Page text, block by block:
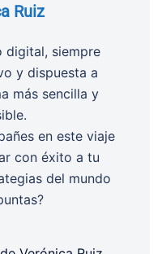
Ruiz
digital, siempre
y dispuesta a
más sencilla y
en este viaje
con éxito a tu
del mundo